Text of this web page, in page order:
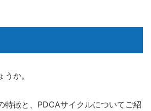
か。
特徴と、PDCAサイクルについてご紹